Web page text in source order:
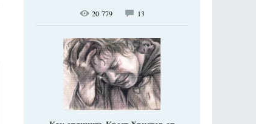
20 779 13